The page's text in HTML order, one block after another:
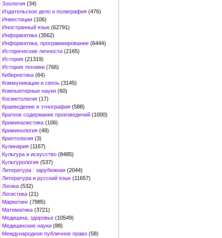
Зоология (34)
Издательское дело и полиграфия (476)
Инвестиции (106)
Иностранный язык (62791)
Информатика (3562)
Информатика, программирование (6444)
Исторические личности (2165)
История (21319)
История техники (766)
Кибернетика (64)
Коммуникации и связь (3145)
Компьютерные науки (60)
Косметология (17)
Краеведение и этнография (588)
Краткое содержание произведений (1000)
Криминалистика (106)
Криминология (48)
Криптология (3)
Кулинария (1167)
Культура и искусство (8485)
Культурология (537)
Литература : зарубежная (2044)
Литература и русский язык (11657)
Логика (532)
Логистика (21)
Маркетинг (7985)
Математика (3721)
Медицина, здоровье (10549)
Медицинские науки (88)
Международное публичное право (58)